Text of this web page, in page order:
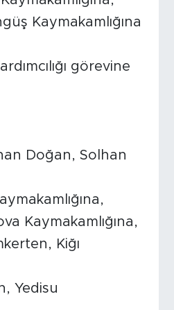
Kaymakamlığına
görevine
Doğan, Solhan
Kaymakamlığına,
Kiğı
Yedisu